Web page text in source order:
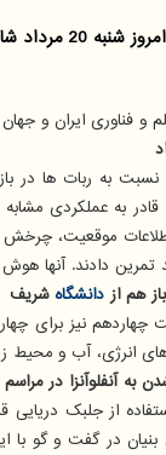
به آنها پرداخته است.
و فناوری ایران و
که برتری خودرا
به عملکردی
موقعیت، چرخش
دادند. آنها هوش
هم ازدانشگاهشریف
نیز برای
انرژی، آب و
به آنفلوآنزا در مراسم
از جلبک دریایی
در گفت و گو